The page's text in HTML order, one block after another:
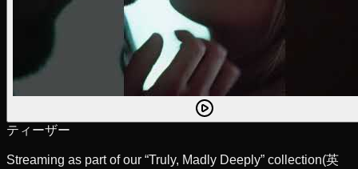
ティーザー
Streaming as part of our “Truly, Madly Deeply” collection(英